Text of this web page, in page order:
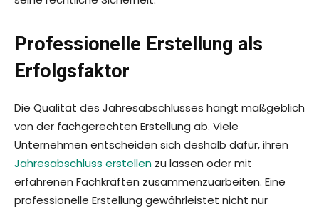
Professionelle Erstellung als
Erfolgsfaktor
Die Qualität des Jahresabschlusses hängt maßgeblich
von der fachgerechten Erstellung ab. Viele
Unternehmen entscheiden sich deshalb dafür, ihren
Jahresabschluss erstellen zu lassen oder mit
erfahrenen Fachkräften zusammenzuarbeiten. Eine
professionelle Erstellung gewährleistet nicht nur